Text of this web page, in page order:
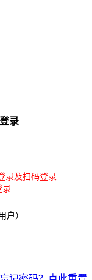
录
录及扫码登录
录
户）